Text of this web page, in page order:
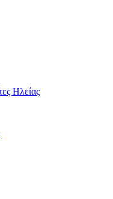
Ηλείας